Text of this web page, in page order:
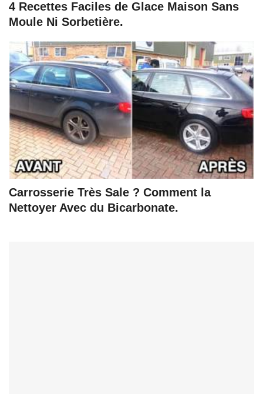
4 Recettes Faciles de Glace Maison Sans
Moule Ni Sorbetière.
Carrosserie Très Sale ? Comment la
Nettoyer Avec du Bicarbonate.